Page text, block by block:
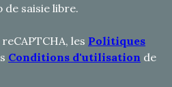
de saisie libre.
les Politiques
Conditions d'utilisation de